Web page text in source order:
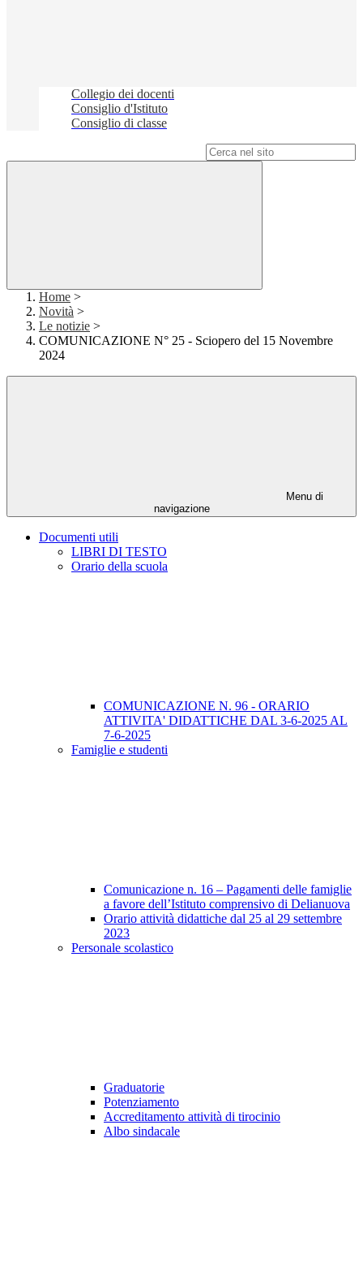
Collegio dei docenti
Consiglio d'Istituto
Consiglio di classe
Home >
Novità >
Le notizie >
COMUNICAZIONE N° 25 - Sciopero del 15 Novembre
2024
Menu di
navigazione
Documenti utili
LIBRI DI TESTO
Orario della scuola
COMUNICAZIONE N. 96 - ORARIO
ATTIVITA' DIDATTICHE DAL 3-6-2025 AL
7-6-2025
Famiglie e studenti
Comunicazione n. 16 – Pagamenti delle famiglie
a favore dell’Istituto comprensivo di Delianuova
Orario attività didattiche dal 25 al 29 settembre
2023
Personale scolastico
Graduatorie
Potenziamento
Accreditamento attività di tirocinio
Albo sindacale